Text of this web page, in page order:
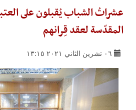
عشراتُ الشباب يُقبلون على
المقدّسة لعقد قِرانهم
٠٦ تشرين الثاني ٢٠٢١ ١٣:١٥